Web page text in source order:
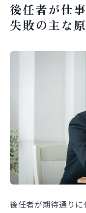
後任者が仕
失敗の主な
後任者が期待通りに